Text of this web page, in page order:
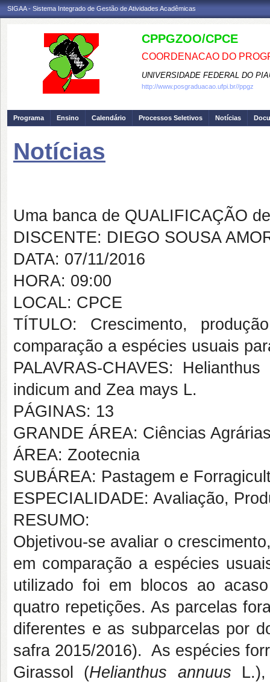
SIGAA - Sistema Integrado de Gestão de Atividades Acadêmicas
CPPGZOO/CPCE
COORDENACAO DO
UNIVERSIDADE FEDERAL DO
http://www.posgraduacao.ufpi.br//ppgz
Programa Ensino Calendário Processos Seletivos Notícias
Notícias
Uma banca de QUALIFICAÇÃO
DISCENTE: DIEGO SOUSA
DATA: 07/11/2016
HORA: 09:00
LOCAL: CPCE
TÍTULO: Crescimento,
comparação a espécies usuais
PALAVRAS-CHAVES:
indicum and Zea mays L.
PÁGINAS: 13
GRANDE ÁREA: Ciências
ÁREA: Zootecnia
SUBÁREA: Pastagem e
ESPECIALIDADE: Avaliação,
RESUMO:
Objetivou-se avaliar o
em comparação a espécies
utilizado foi em blocos ao
quatro repetições. As parcelas
diferentes e as subparcelas por
safra 2015/2016). As espécies
Girassol (Helianthus annuus